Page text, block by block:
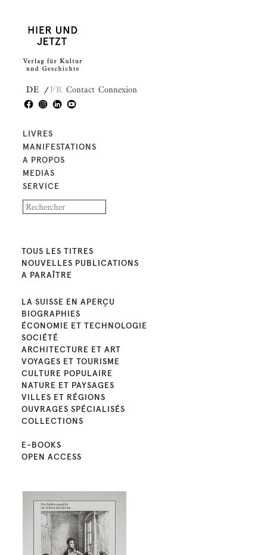
DE FR Contact Connexion
LIVRES
MANIFESTATIONS
A PROPOS
MEDIAS
SERVICE
TOUS LES TITRES
NOUVELLES PUBLICATIONS
A PARAÎTRE
LA SUISSE EN APERÇU
BIOGRAPHIES
ÉCONOMIE ET TECHNOLOGIE
SOCIÉTÉ
ARCHITECTURE ET ART
VOYAGES ET TOURISME
CULTURE POPULAIRE
NATURE ET PAYSAGES
VILLES ET RÉGIONS
OUVRAGES SPÉCIALISÉS
COLLECTIONS
E-BOOKS
OPEN ACCESS